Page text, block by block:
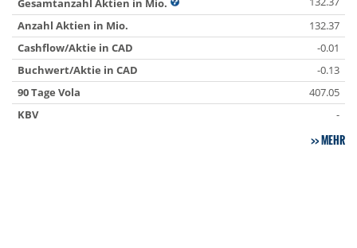
Gesamtanzahl Aktien in Mio.
Anzahl Aktien in Mio.
132.37
Cashflow/Aktie in CAD
-0.01
Buchwert/Aktie in CAD
-0.13
90 Tage Vola
407.05
KBV
-
MEHR